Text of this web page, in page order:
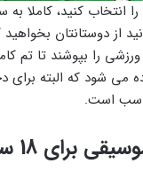
انتخاب کنید، کاملا
از دوستانتان
را بپوشند تا تم
می شود که البته
است.